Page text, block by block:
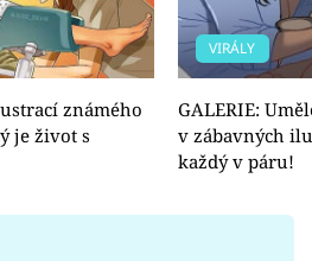
známého
je život s
VIRÁLY
GALERIE:
v zábavných
každý v páru!